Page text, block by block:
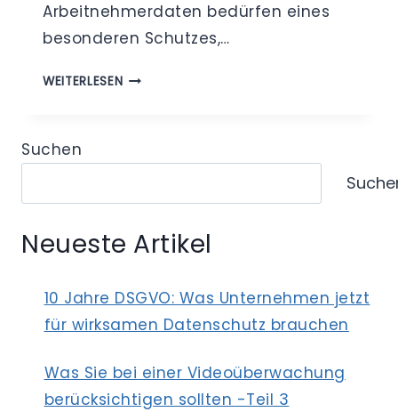
Arbeitnehmerdaten bedürfen eines
besonderen Schutzes,…
WEITERLESENMITBESTIMMUNG
WIE
BETRIEBSRAT
RISIKEN
KANN
Suchen
Neueste Artikel
10 Jahre DSGVO: Was Unternehmen jetzt
für wirksamen Datenschutz brauchen
Was Sie bei einer Videoüberwachung
berücksichtigen sollten -Teil 3